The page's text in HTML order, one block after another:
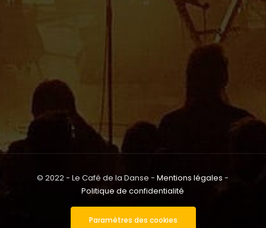
© 2022 - Le Café de la Danse -Mentions légales -
Politique de confidentialité
Paramètres des cookies